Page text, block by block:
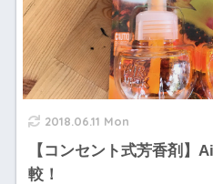
2018.06.11 Mon
【コンセント式芳香剤】
較！